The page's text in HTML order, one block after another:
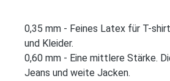
0,35 mm - Feines Latex für T-
und Kleider.
0,60 mm - Eine mittlere Stärke.
Jeans und weite Jacken.